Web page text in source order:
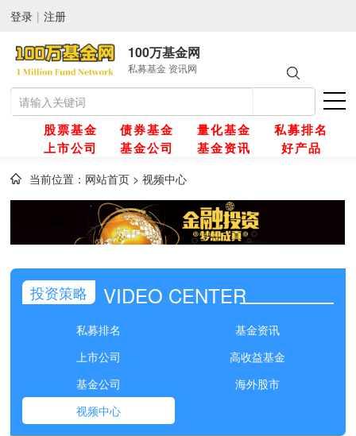
登录 | 注册
100万基金网
私募基金 资讯网
股票基金 债券基金 量化基金
私募排名
上市公司
基金公司 基金资讯 好产品
当前位置： 网站首页 >视频中心
投资策略 VIDEO CENTER
私募排名
基金资讯
上市公司
高收益基金
基金公司
海外股市
视频中心